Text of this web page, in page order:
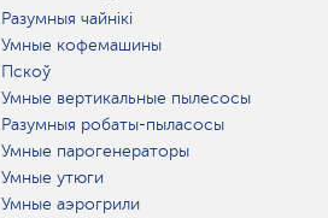
Разумныя чайнікі
Умные кофемашины
Пскоў
Умные вертикальные пылесосы
Разумныя робаты-пыласосы
Умные парогенераторы
Умные утюги
Умные аэрогрили